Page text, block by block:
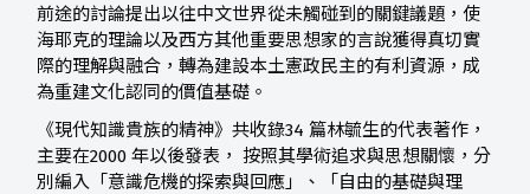
前途的討論提出以往中文世界從未觸碰到的關鍵議題，使
海耶克的理論以及西方其他重要思想家的言說獲得真切實
際的理解與融合，轉為建設本土憲政民主的有利資源，成
為重建文化認同的價值基礎。
《現代知識貴族的精神》共收錄34 篇林毓生的代表著作，
主要在2000 年以後發表， 按照其學術追求與思想關懷，分
別編入「意識危機的探索與回應」、「自由的基礎與理